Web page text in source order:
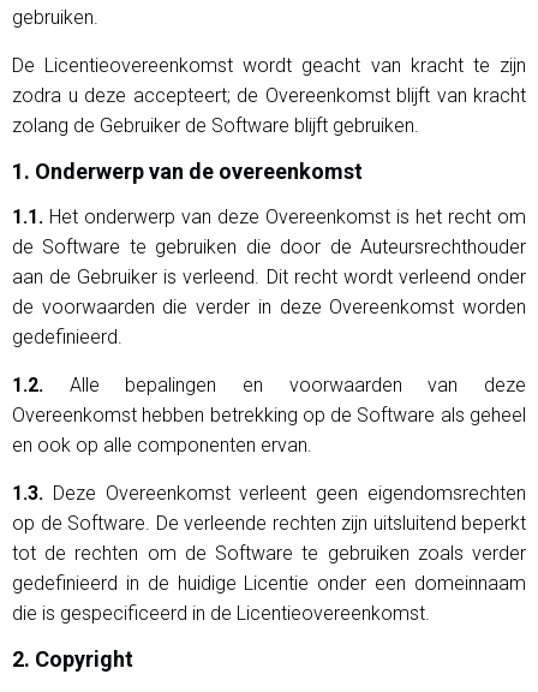
gebruiken.
De Licentieovereenkomst wordt geacht van kracht te zijn
zodra u deze accepteert; de Overeenkomst blijft van kracht
zolang de Gebruiker de Software blijft gebruiken.
1. Onderwerp van de overeenkomst
1.1. Het onderwerp van deze Overeenkomst is het recht om
de Software te gebruiken die door de Auteursrechthouder
aan de Gebruiker is verleend. Dit recht wordt verleend onder
de voorwaarden die verder in deze Overeenkomst worden
gedefinieerd.
1.2. Alle bepalingen en voorwaarden van deze
Overeenkomst hebben betrekking op de Software als geheel
en ook op alle componenten ervan.
1.3. Deze Overeenkomst verleent geen eigendomsrechten
op de Software. De verleende rechten zijn uitsluitend beperkt
tot de rechten om de Software te gebruiken zoals verder
gedefinieerd in de huidige Licentie onder een domeinnaam
die is gespecificeerd in de Licentieovereenkomst.
2. Copyright